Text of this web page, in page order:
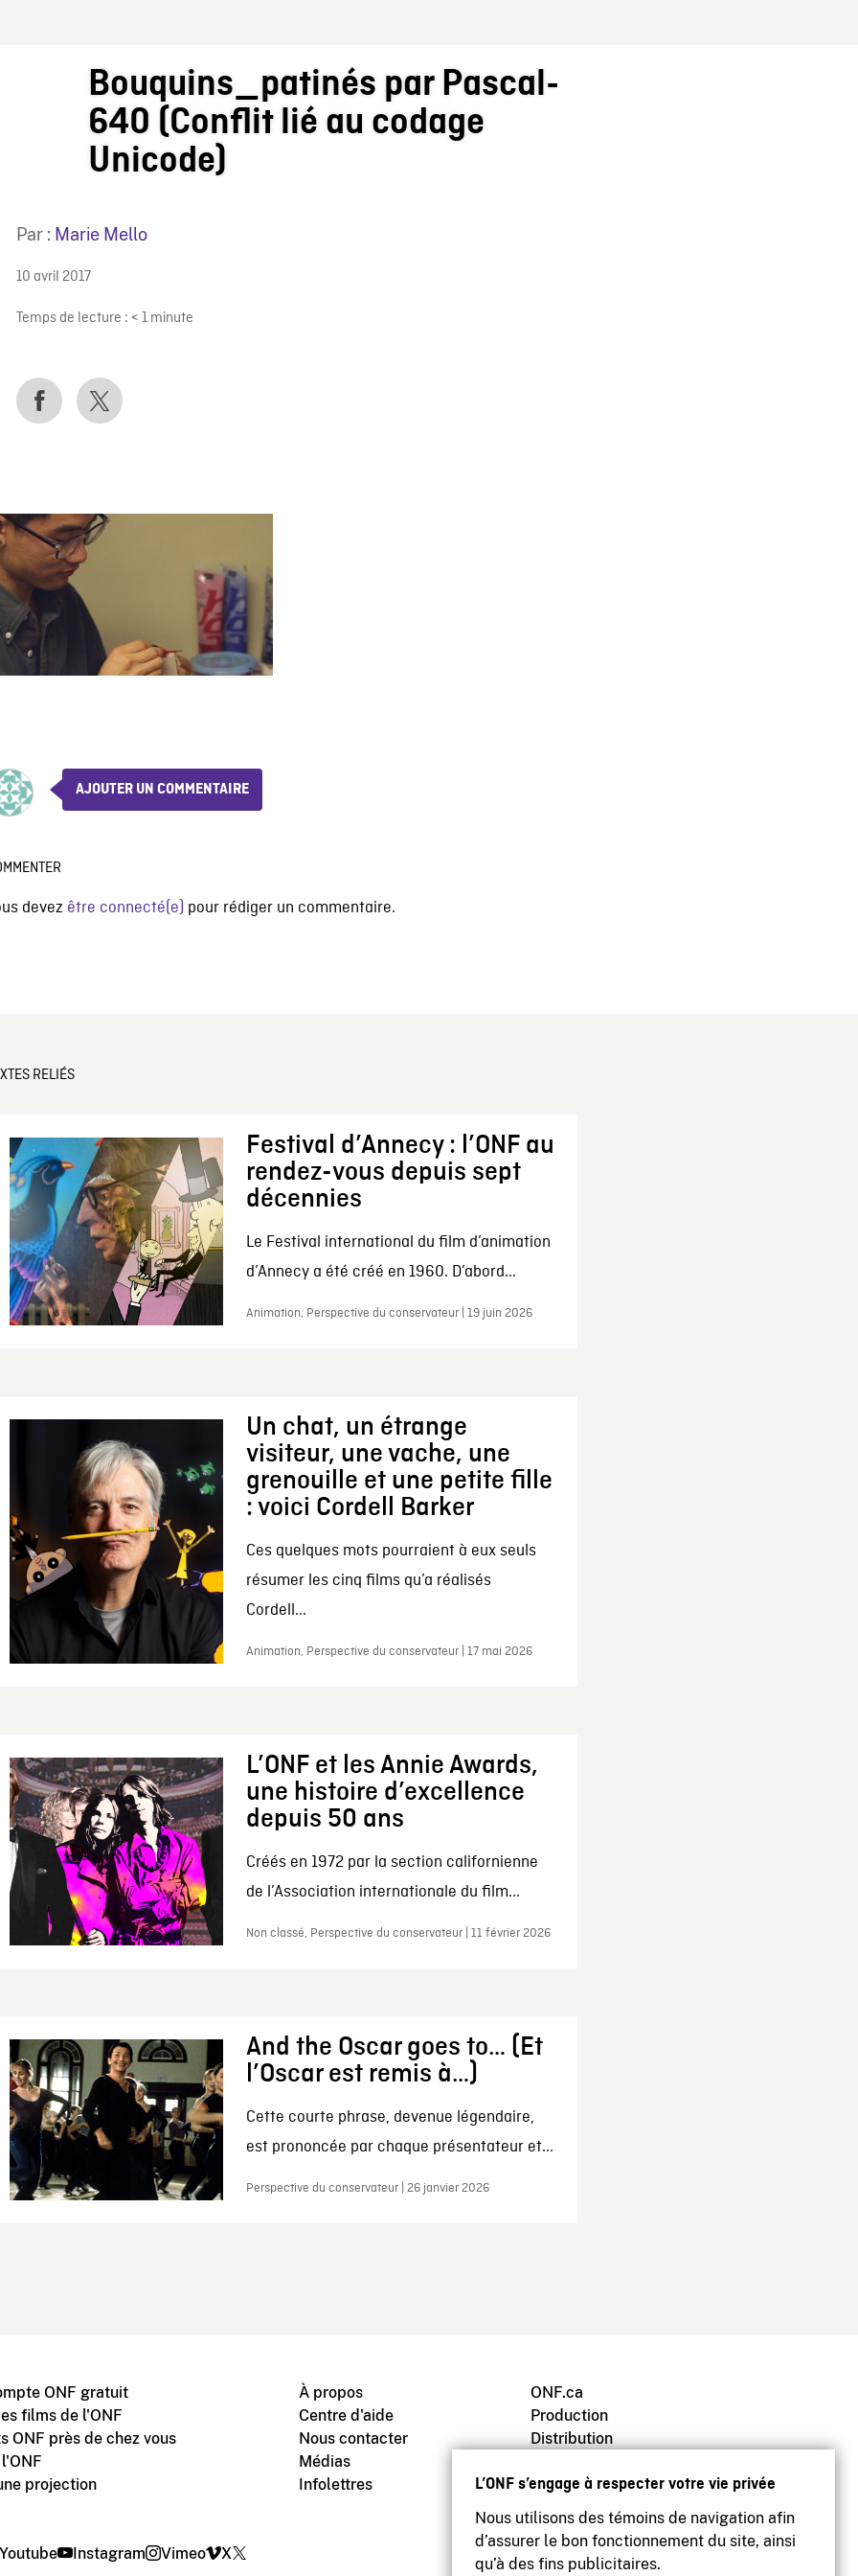
L’ONF s’engage à respecter votre vie privée
Nous utilisons des témoins de navigation afin
d’assurer le bon fonctionnement du site, ainsi
qu’à des fins publicitaires.
ONF
Bouquins_patinés par Pascal-
640 (Conflit lié au codage
Unicode)
Par : Marie Mello
10 avril 2017
Temps de lecture : < 1 minute
AJOUTER UN COMMENTAIRE
devez être connecté(e) pour rédiger un commentaire.
RELIÉS
Festival d’Annecy : l’ONF au
rendez-vous depuis sept
décennies
Le Festival international du film d’animation
d’Annecy a été créé en 1960. D’abord...
Animation, Perspective du conservateur | 19 juin 2026
Un chat, un étrange
visiteur, une vache, une
grenouille et une petite fille
: voici Cordell Barker
Ces quelques mots pourraient à eux seuls
résumer les cinq films qu’a réalisés
Cordell...
Animation, Perspective du conservateur | 17 mai 2026
L’ONF et les Annie Awards,
une histoire d’excellence
depuis 50 ans
Créés en 1972 par la section californienne
de l’Association internationale du film...
Non classé, Perspective du conservateur | 11 février 2026
And the Oscar goes to… (Et
l’Oscar est remis à…)
Cette courte phrase, devenue légendaire,
est prononcée par chaque présentateur et...
Perspective du conservateur | 26 janvier 2026
ONF gratuit
films de l'ONF
ONF près de chez vous
projection
À propos
Centre d'aide
Nous contacter
Médias
Infolettres
ONF.ca
Production
Distribution
Archives
Youtube Instagram Vimeo X